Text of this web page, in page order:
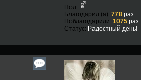
Пол:
Благодарил (а): 778раз.
Поблагодарили: 1075раз.
Статус: Радостный день!